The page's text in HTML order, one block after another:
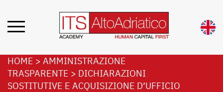
HOME > AMMINISTRAZIONE
TRASPARENTE > DICHIARAZIONI
SOSTITUTIVE E ACQUISIZIONE D’UFFICIO